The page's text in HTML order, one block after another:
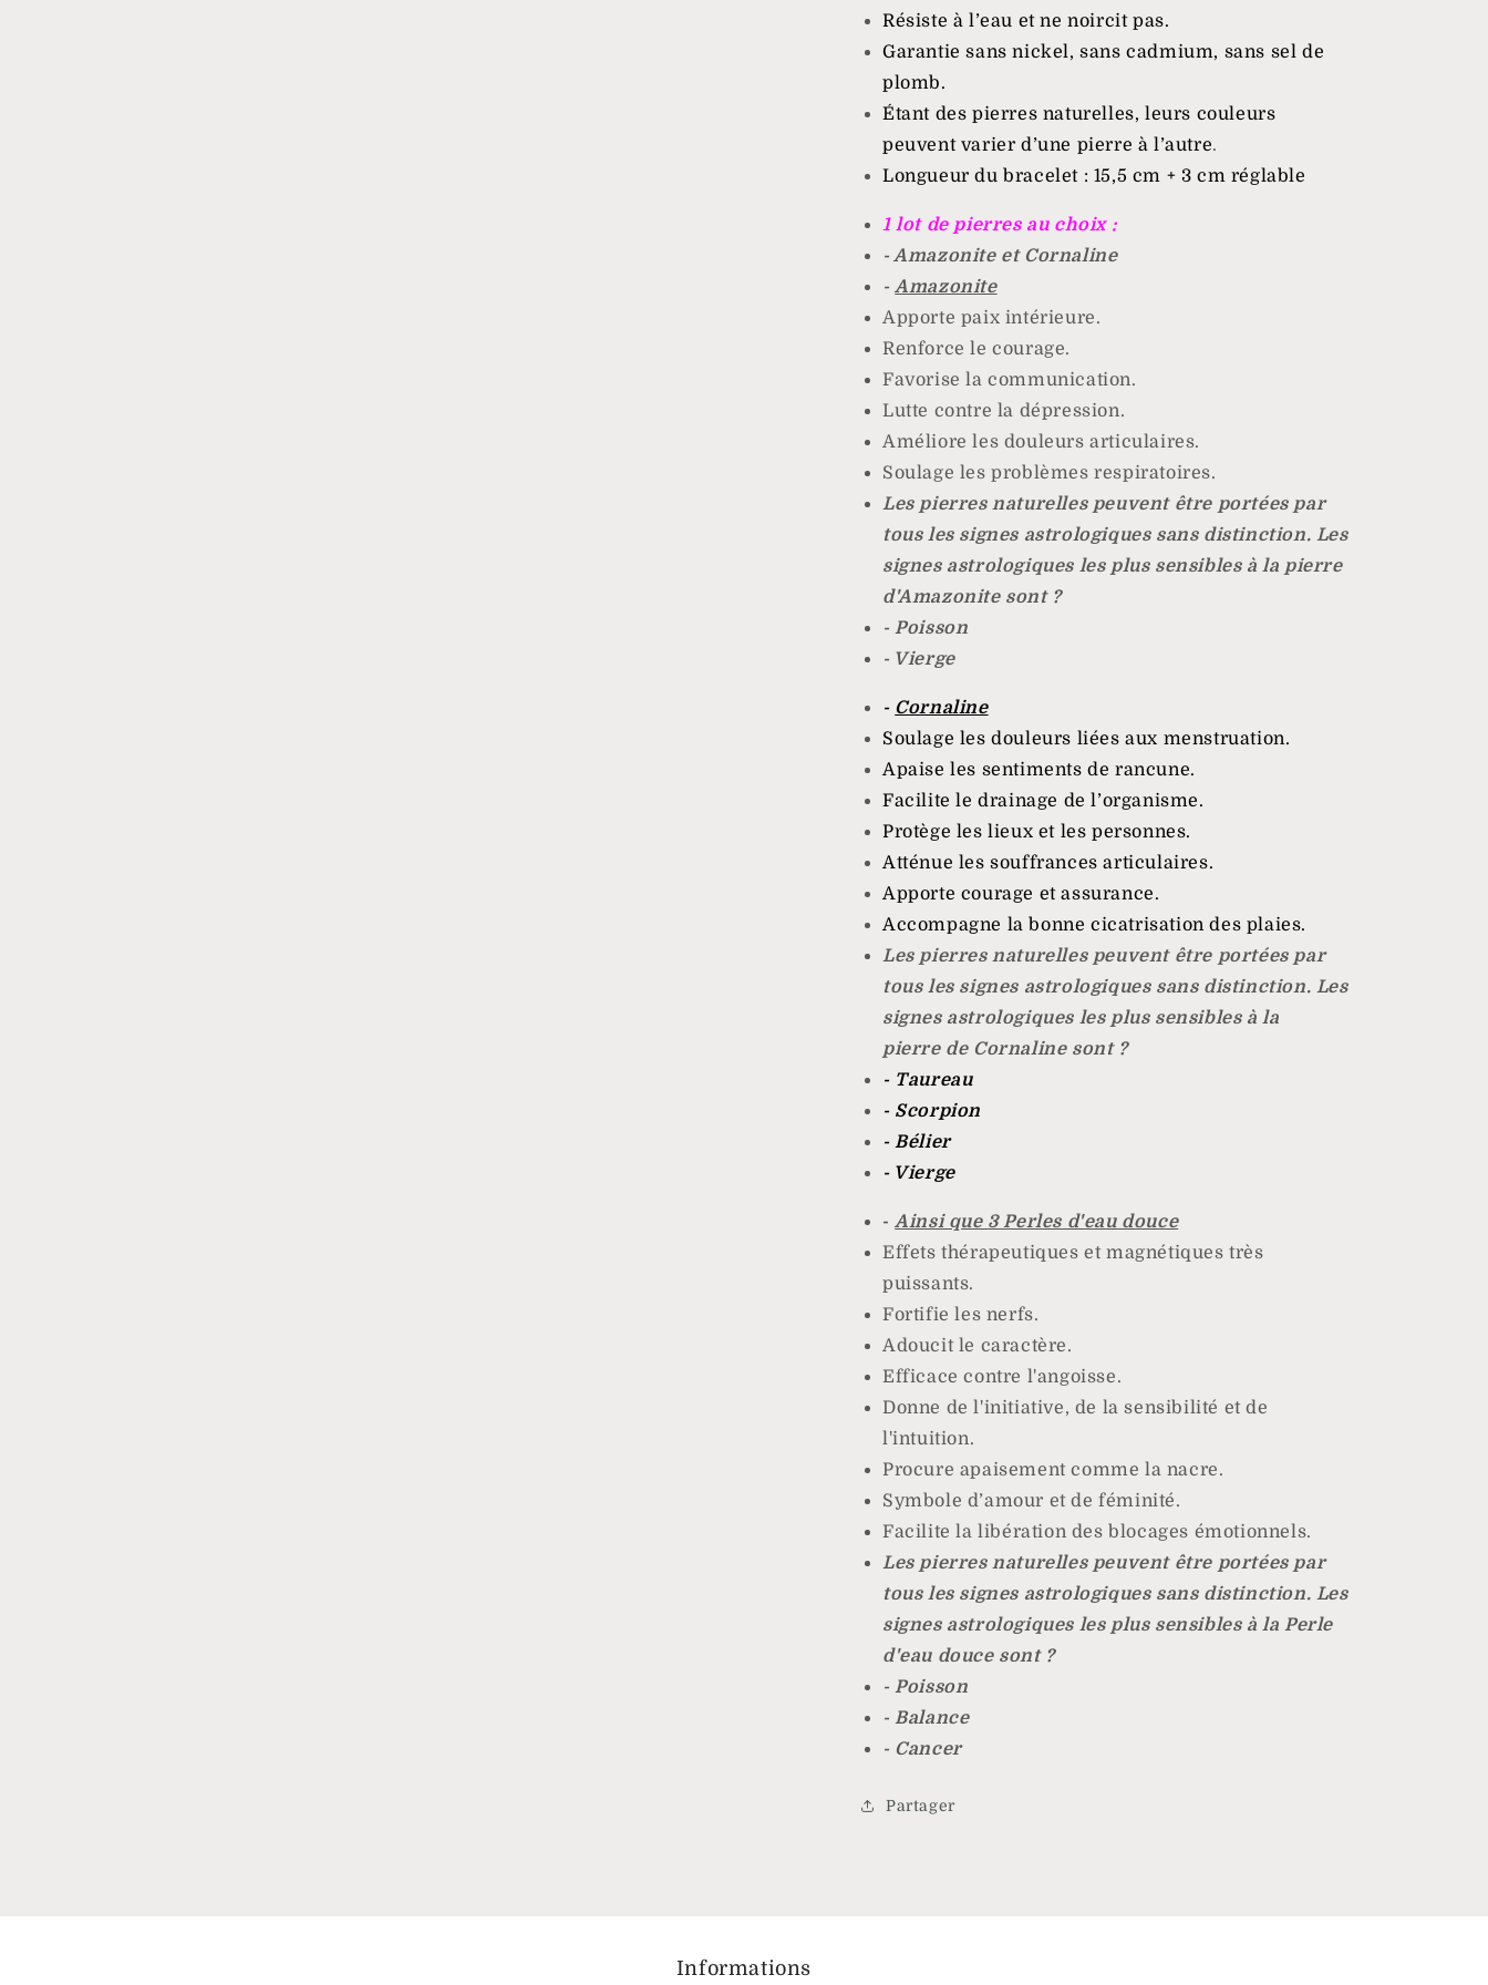
Résiste à l’eau et ne noircit pas.
Garantie sans nickel, sans cadmium, sans sel de
plomb.
Étant des pierres naturelles, leurs couleurs
peuvent varier d’une pierre à l’autre.
Longueur du bracelet : 15,5 cm + 3 cm réglable
1 lot de pierres au choix :
- Amazonite et Cornaline
- Amazonite
Apporte paix intérieure.
Renforce le courage.
Favorise la communication.
Lutte contre la dépression.
Améliore les douleurs articulaires.
Soulage les problèmes respiratoires.
Les pierres naturelles peuvent être portées par
tous les signes astrologiques sans distinction. Les
signes astrologiques les plus sensibles à la pierre
d'Amazonite sont ?
- Poisson
- Vierge
- Cornaline
Soulage les douleurs liées aux menstruation.
Apaise les sentiments de rancune.
Facilite le drainage de l’organisme.
Protège les lieux et les personnes.
Atténue les souffrances articulaires.
Apporte courage et assurance.
Accompagne la bonne cicatrisation des plaies.
Les pierres naturelles peuvent être portées par
tous les signes astrologiques sans distinction. Les
signes astrologiques les plus sensibles à la
pierre de Cornaline sont ?
- Taureau
- Scorpion
- Bélier
- Vierge
- Ainsi que 3 Perles d'eau douce
Effets thérapeutiques et magnétiques très
puissants.
Fortifie les nerfs.
Adoucit le caractère.
Efficace contre l'angoisse.
Donne de l'initiative, de la sensibilité et de
l'intuition.
Procure apaisement comme la nacre.
Symbole d’amour et de féminité.
Facilite la libération des blocages émotionnels.
Les pierres naturelles peuvent être portées par
tous les signes astrologiques sans distinction. Les
signes astrologiques les plus sensibles à la Perle
d'eau douce sont ?
- Poisson
- Balance
- Cancer
Partager
Informations